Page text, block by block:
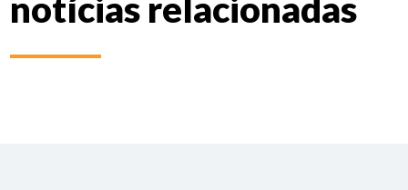
notícias relacionadas